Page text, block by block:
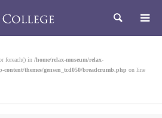
検索
foreach() in /home/relax-museum/relax-
themes/gensen_tcd050/breadcrumb.php on line